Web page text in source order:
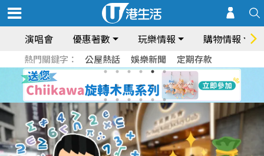
演唱會 優惠著數 玩樂情報 購物情報
熱門關鍵字： 公屋熱話 娛樂新聞 定期存款